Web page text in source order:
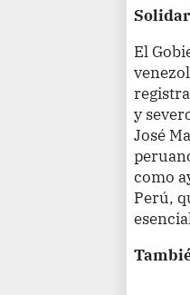
El
y
José
como
Perú,